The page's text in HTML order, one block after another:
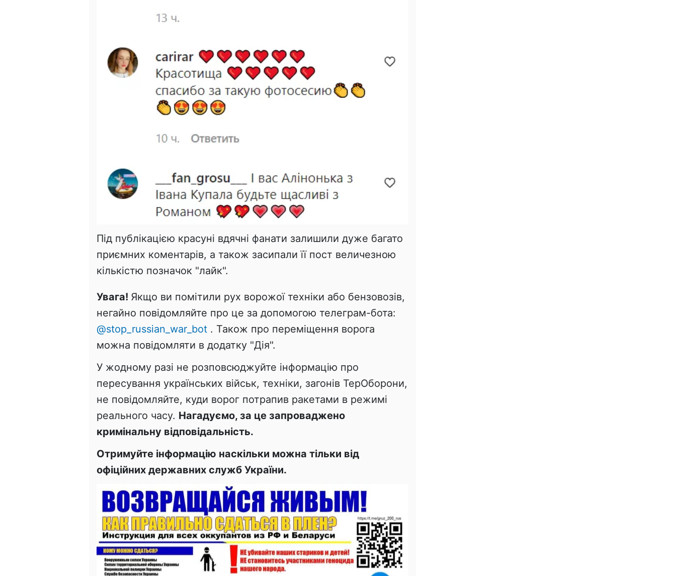
Під публікацією красуні вдячні фанати залишили дуже багато
приємних коментарів, а також засипали її пост величезною
кількістю позначок "лайк".
Увага! Якщо ви помітили рух ворожої техніки або бензовозів,
негайно повідомляйте про це за допомогою телеграм-бота:
@stop_russian_war_bot . Також про переміщення ворога
можна повідомляти в додатку "Дія".
У жодному разі не розповсюджуйте інформацію про
пересування українських військ, техніки, загонів ТерОборони,
не повідомляйте, куди ворог потрапив ракетами в режимі
реального часу. Нагадуємо, за це запроваджено
кримінальну відповідальність.
Отримуйте інформацію наскільки можна тільки від
офіційних державних служб України.